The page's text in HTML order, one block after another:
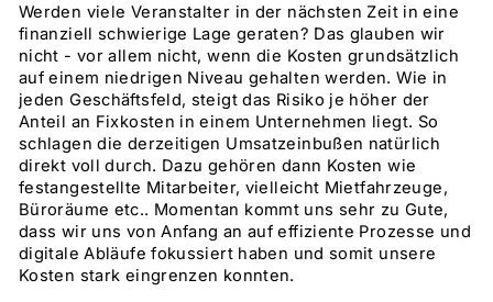
Werden viele Veranstalter in der nächsten Zeit in eine
finanziell schwierige Lage geraten? Das glauben wir
nicht - vor allem nicht, wenn die Kosten grundsätzlich
auf einem niedrigen Niveau gehalten werden. Wie in
jeden Geschäftsfeld, steigt das Risiko je höher der
Anteil an Fixkosten in einem Unternehmen liegt. So
schlagen die derzeitigen Umsatzeinbußen natürlich
direkt voll durch. Dazu gehören dann Kosten wie
festangestellte Mitarbeiter, vielleicht Mietfahrzeuge,
Büroräume etc.. Momentan kommt uns sehr zu Gute,
dass wir uns von Anfang an auf effiziente Prozesse und
digitale Abläufe fokussiert haben und somit unsere
Kosten stark eingrenzen konnten.